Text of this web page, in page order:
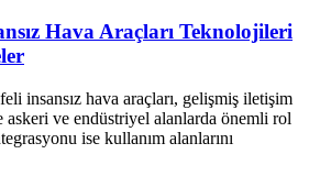
Hava Araçları Teknolojileri
insansız hava araçları, gelişmiş iletişim
ve endüstriyel alanlarda önemli rol
ise kullanım alanlarını